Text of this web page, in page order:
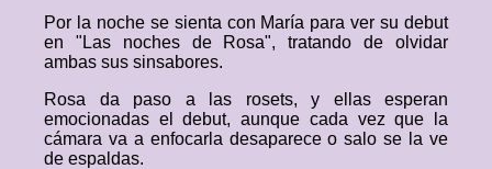
Por la noche se sienta con María para ver su debut
en "Las noches de Rosa", tratando de olvidar
ambas sus sinsabores.
Rosa da paso a las rosets, y ellas esperan
emocionadas el debut, aunque cada vez que la
cámara va a enfocarla desaparece o salo se la ve
de espaldas.